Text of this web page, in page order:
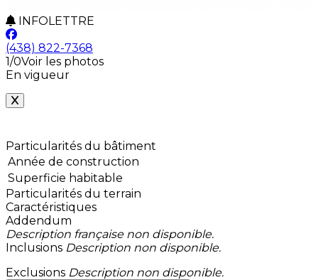
INFOLETTRE
(438) 822-7368
1/0Voir les photos
En vigueur
Particularités du bâtiment
Année de construction
Superficie habitable
Particularités du terrain
Caractéristiques
Addendum
Description française non disponible.
Inclusions Description non disponible.
Exclusions Description non disponible.